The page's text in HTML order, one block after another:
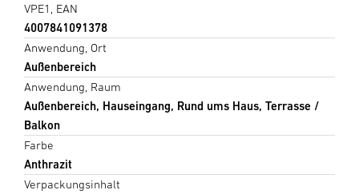
VPE1, EAN
4007841091378
Anwendung, Ort
Außenbereich
Anwendung, Raum
Außenbereich, Hauseingang, Rund ums Haus, Terrasse /
Balkon
Farbe
Anthrazit
Verpackungsinhalt